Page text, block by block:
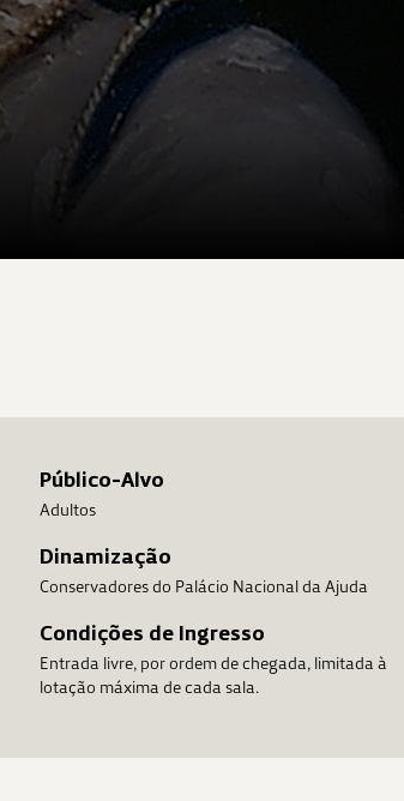
Público-Alvo
Adultos
Dinamização
Conservadores do Palácio Nacional da Ajuda
Condições de Ingresso
Entrada livre, por ordem de chegada, limitada à
lotação máxima de cada sala.